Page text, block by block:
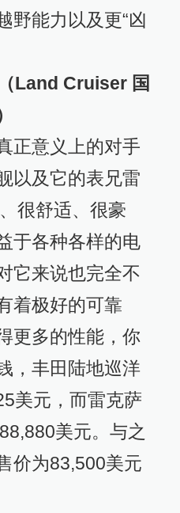
野能力以及更“凶
Land Cruiser 国
正意义上的对手
以及它的表兄雷
很舒适、很豪
于各种各样的电
它来说也完全不
着极好的可靠
更多的性能，你
，丰田陆地巡洋
美元，而雷克萨
美元。与之
价为83,500美元